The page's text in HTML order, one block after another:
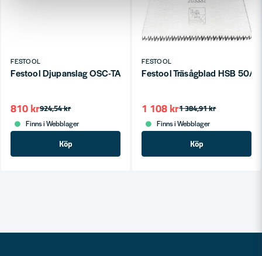
FESTOOL
Festool Djupanslag OSC-TA
924,54 kr
810 kr
Finns i Webblager
Köp
FESTOOL
Festool Träsågblad HSB 50/
1 384,91 kr
1 108 kr
Finns i Webblager
Köp